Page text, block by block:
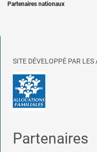
Partenaires nationaux
SITE DÉVELOPPÉ PAR
Partenaires